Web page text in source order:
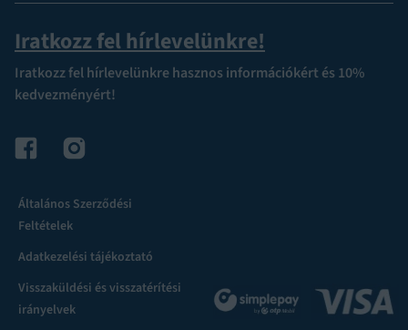
Iratkozz fel hírlevelünkre!
Iratkozz fel hírlevelünkre hasznos információkért és 10%
kedvezményért!
Általános Szerződési
Feltételek
Adatkezelési tájékoztató
Visszaküldési és visszatérítési
irányelvek